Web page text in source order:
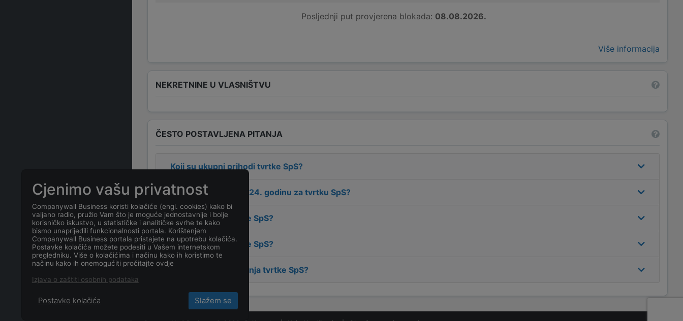
Posljednji put provjerena blokada: 08.08.2026.
Više informacija
NEKRETNINE U VLASNIŠTVU
ČESTO POSTAVLJENA PITANJA
Koji su ukupni prihodi tvrtke SpS?
Kolika je dobit za 2024. godinu za tvrtku SpS?
Koja je adresa tvrtke SpS?
Koji je kontakt tvrtke SpS?
Koji je datum osnivanja tvrtke SpS?
Cjenimo vašu privatnost
Companywall Business koristi kolačiće (engl. cookies) kako bi
valjano radio, pružio Vam što je moguće jednostavnije i bolje
korisničko iskustvo, u statističke i analitičke svrhe te kako
bismo unaprijedili funkcionalnosti portala. Korištenjem
Companywall Business portala pristajete na upotrebu kolačića.
Postavke kolačića možete podesiti u Vašem internetskom
pregledniku. Više o kolačićima i načinu kako ih koristimo te
načinu kako ih onemogućiti pročitajte ovdje
Izjava o zaštiti osobnih podataka
Postavke kolačića Slažem se